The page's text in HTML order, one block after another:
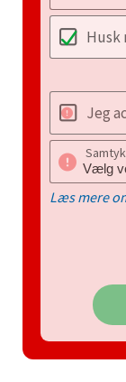
Husk
Jeg
Læs mere